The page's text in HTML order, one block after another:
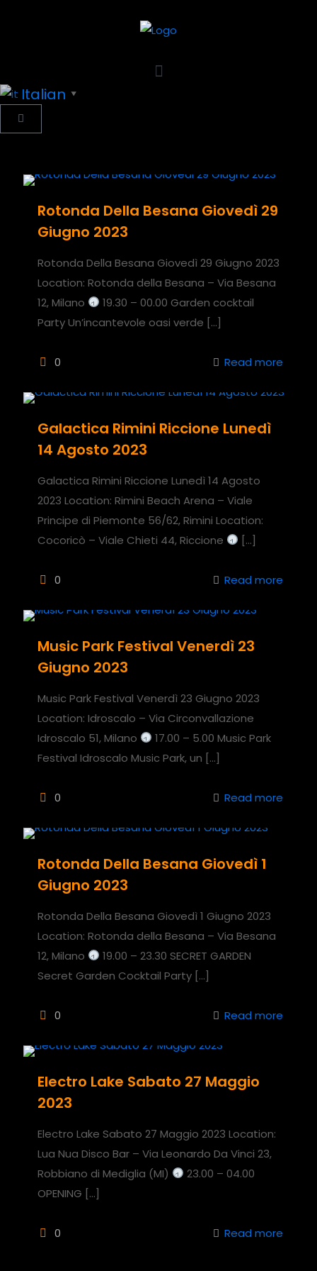
Italian ▼
Rotonda Della Besana Giovedì 29
Giugno 2023
Rotonda Della Besana Giovedì 29 Giugno 2023
Location: Rotonda della Besana – Via Besana
12, Milano
19.30 – 00.00 Garden cocktail
Party Un’incantevole oasi verde […]
0 Read more
Galactica Rimini Riccione Lunedì
14 Agosto 2023
Galactica Rimini Riccione Lunedì 14 Agosto
2023 Location: Rimini Beach Arena – Viale
Principe di Piemonte 56/62, Rimini Location:
Cocoricò – Viale Chieti 44, Riccione
[…]
0 Read more
Music Park Festival Venerdì 23
Giugno 2023
Music Park Festival Venerdì 23 Giugno 2023
Location: Idroscalo – Via Circonvallazione
Idroscalo 51, Milano
17.00 – 5.00 Music Park
Festival Idroscalo Music Park, un […]
0 Read more
Rotonda Della Besana Giovedì 1
Giugno 2023
Rotonda Della Besana Giovedì 1 Giugno 2023
Location: Rotonda della Besana – Via Besana
12, Milano
19.00 – 23.30 SECRET GARDEN
Secret Garden Cocktail Party […]
0 Read more
Electro Lake Sabato 27 Maggio
2023
Electro Lake Sabato 27 Maggio 2023 Location:
Lua Nua Disco Bar – Via Leonardo Da Vinci 23,
Robbiano di Mediglia (MI)
23.00 – 04.00
OPENING […]
0 Read more